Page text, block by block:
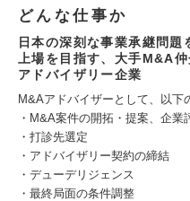
どんな仕事か
日本の深刻な事業承継問題
上場を目指す、大手M&A
アドバイザリー企業
M&Aアドバイザーとして、以下
・M&A案件の開拓・提案、企業
・打診先選定
・アドバイザリー契約の締結
・デューデリジェンス
・最終局面の条件調整